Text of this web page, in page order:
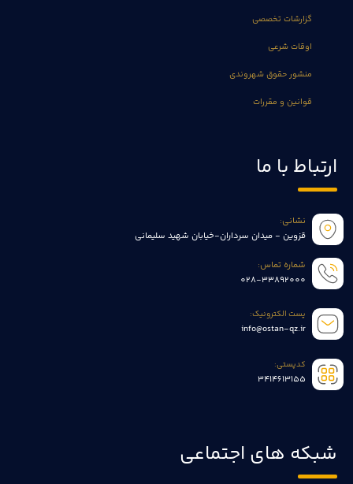
گزارشات تخصصی
اوقات شرعی
منشور حقوق شهروندی
قوانین و مقررات
ارتباط با ما
نشانی:
قزوین - میدان سرداران-خیابان شهید سلیمانی
شماره تماس:
028-33892000
پست الکترونیک:
info@ostan-qz.ir
کدپستی:
3414613155
شبکه های اجتماعی